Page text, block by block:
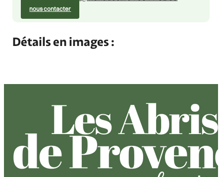
nous contacter
Détails en images :